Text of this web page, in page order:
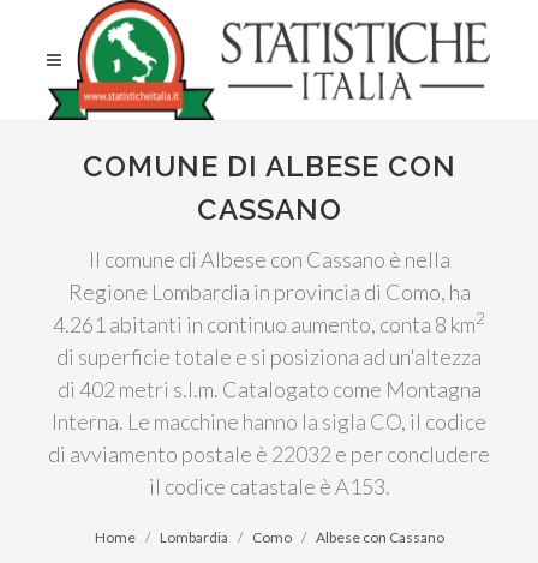
COMUNE DI ALBESE CON
CASSANO
Il comune di Albese con Cassano è nella
Regione Lombardia in provincia di Como, ha
4.261 abitanti in continuo aumento, conta 8 km2
di superficie totale e si posiziona ad un'altezza
di 402 metri s.l.m. Catalogato come Montagna
Interna. Le macchine hanno la sigla CO, il codice
di avviamento postale è 22032 e per concludere
il codice catastale è A153.
Home Lombardia Como Albese con Cassano